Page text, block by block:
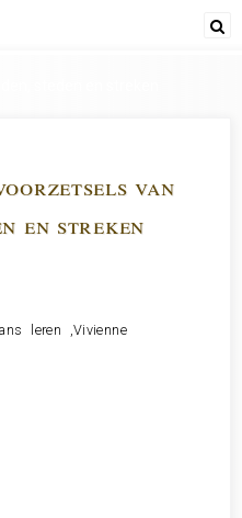
van
en streken